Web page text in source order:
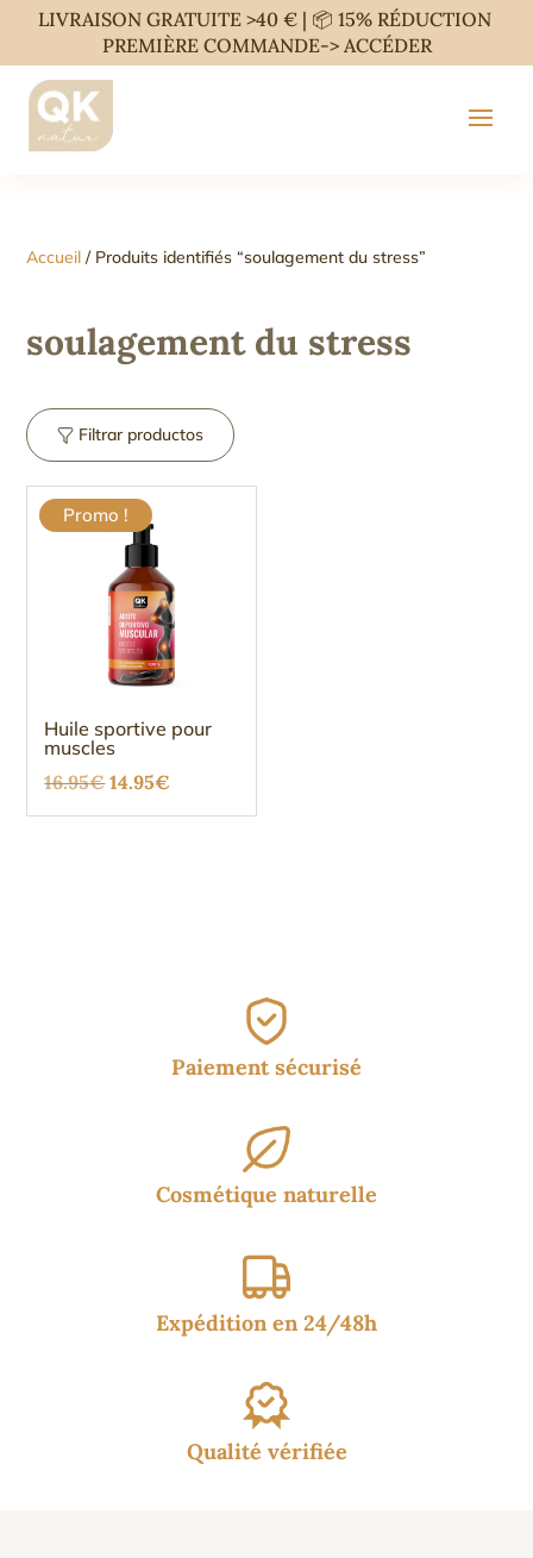
LIVRAISON GRATUITE >40 € | 📦 15% RÉDUCTION
PREMIÈRE COMMANDE-> ACCÉDER
Accueil / Produits identifiés “soulagement du stress”
soulagement du stress
Filtrar productos
Promo !
Huile sportive pour
muscles
16.95€Le
prix
14.95€
prix
Paiement sécurisé
Cosmétique naturelle
Expédition en 24/48h
Qualité vérifiée